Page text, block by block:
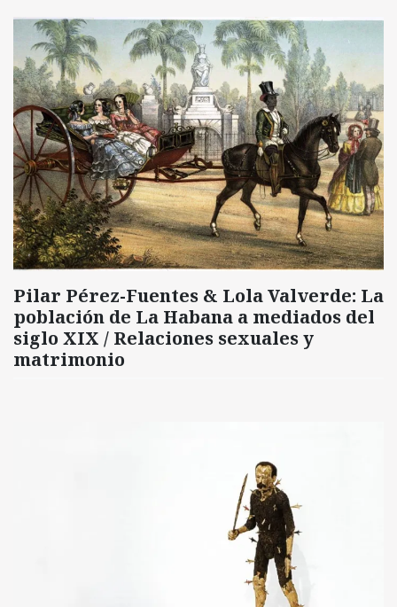
Pilar Pérez-Fuentes & Lola Valverde: La
población de La Habana a mediados del
siglo XIX / Relaciones sexuales y
matrimonio